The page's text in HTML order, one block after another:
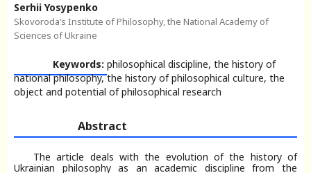
Serhii Yosypenko
Skovoroda’s Institute of Philosophy, the National Academy of
Sciences of Ukraine
Keywords: philosophical discipline, the history of
national philosophy, the history of philosophical culture, the
object and potential of philosophical research
Abstract
The article deals with the evolution of the history of
Ukrainian philosophy as an academic discipline from the